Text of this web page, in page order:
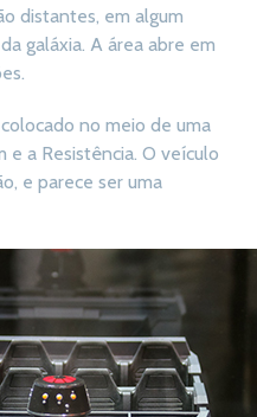
distantes, em algum
galáxia. A área abre em
no meio de uma
e a Resistência. O veículo
e parece ser uma